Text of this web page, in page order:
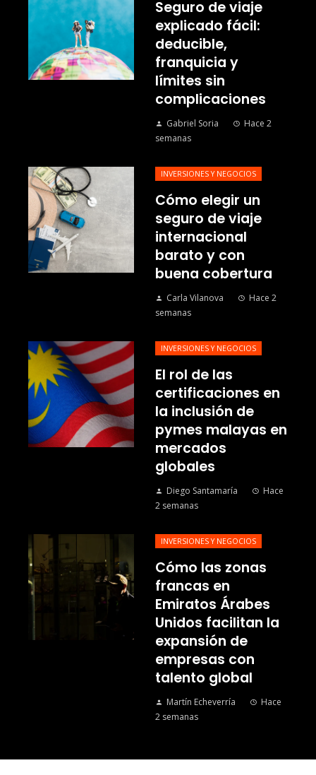
Seguro de viaje
explicado fácil:
deducible,
franquicia y
límites sin
complicaciones
Gabriel Soria
Hace 2
semanas
INVERSIONES Y NEGOCIOS
Cómo elegir un
seguro de viaje
internacional
barato y con
buena cobertura
Carla Vilanova
Hace 2
semanas
INVERSIONES Y NEGOCIOS
El rol de las
certificaciones en
la inclusión de
pymes malayas en
mercados
globales
Diego Santamaría
Hace
2 semanas
INVERSIONES Y NEGOCIOS
Cómo las zonas
francas en
Emiratos Árabes
Unidos facilitan la
expansión de
empresas con
talento global
Martín Echeverría
Hace
2 semanas